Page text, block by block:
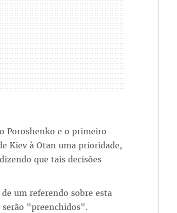
Poroshenko e o primeiro-
Kiev à Otan uma prioridade,
que tais decisões
um referendo sobre esta
serão "preenchidos".